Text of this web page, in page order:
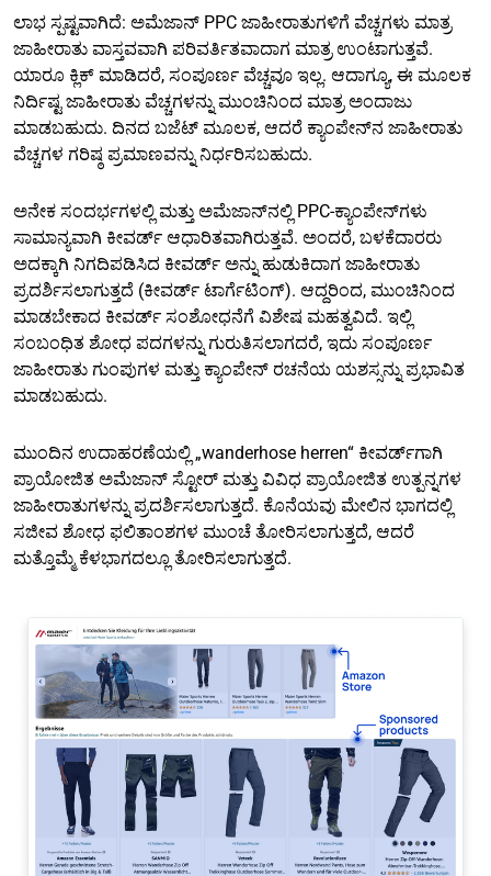
ಲಾಭ ಸ್ಪಷ್ಟವಾಗಿದೆ: ಅಮೆಜಾನ್ PPC ಜಾಹೀರಾತುಗಳಿಗೆ ವೆಚ್ಚಗಳು ಮಾತ್ರ
ಜಾಹೀರಾತು ವಾಸ್ತವವಾಗಿ ಪರಿವರ್ತಿತವಾದಾಗ ಮಾತ್ರ ಉಂಟಾಗುತ್ತವೆ.
ಯಾರೂ ಕ್ಲಿಕ್ ಮಾಡಿದರೆ, ಸಂಪೂರ್ಣ ವೆಚ್ಚವೂ ಇಲ್ಲ. ಆದಾಗ್ಯೂ, ಈ ಮೂಲಕ
ನಿರ್ದಿಷ್ಟ ಜಾಹೀರಾತು ವೆಚ್ಚಗಳನ್ನು ಮುಂಚಿನಿಂದ ಮಾತ್ರ ಅಂದಾಜು
ಮಾಡಬಹುದು. ದಿನದ ಬಜೆಟ್ ಮೂಲಕ, ಆದರೆ ಕ್ಯಾಂಪೇನ್‌ನ ಜಾಹೀರಾತು
ವೆಚ್ಚಗಳ ಗರಿಷ್ಠ ಪ್ರಮಾಣವನ್ನು ನಿರ್ಧರಿಸಬಹುದು.
ಅನೇಕ ಸಂದರ್ಭಗಳಲ್ಲಿ ಮತ್ತು ಅಮೆಜಾನ್‌ನಲ್ಲಿ PPC-ಕ್ಯಾಂಪೇನ್‌ಗಳು
ಸಾಮಾನ್ಯವಾಗಿ ಕೀವರ್ಡ್ ಆಧಾರಿತವಾಗಿರುತ್ತವೆ. ಅಂದರೆ, ಬಳಕೆದಾರರು
ಅದಕ್ಕಾಗಿ ನಿಗದಿಪಡಿಸಿದ ಕೀವರ್ಡ್ ಅನ್ನು ಹುಡುಕಿದಾಗ ಜಾಹೀರಾತು
ಪ್ರದರ್ಶಿಸಲಾಗುತ್ತದೆ (ಕೀವರ್ಡ್ ಟಾರ್ಗೆಟಿಂಗ್). ಆದ್ದರಿಂದ, ಮುಂಚಿನಿಂದ
ಮಾಡಬೇಕಾದ ಕೀವರ್ಡ್ ಸಂಶೋಧನೆಗೆ ವಿಶೇಷ ಮಹತ್ವವಿದೆ. ಇಲ್ಲಿ
ಸಂಬಂಧಿತ ಶೋಧ ಪದಗಳನ್ನು ಗುರುತಿಸಲಾಗದರೆ, ಇದು ಸಂಪೂರ್ಣ
ಜಾಹೀರಾತು ಗುಂಪುಗಳ ಮತ್ತು ಕ್ಯಾಂಪೇನ್ ರಚನೆಯ ಯಶಸ್ಸನ್ನು ಪ್ರಭಾವಿತ
ಮಾಡಬಹುದು.
ಮುಂದಿನ ಉದಾಹರಣೆಯಲ್ಲಿ „wanderhose herren“ ಕೀವರ್ಡ್‌ಗಾಗಿ
ಪ್ರಾಯೋಜಿತ ಅಮೆಜಾನ್ ಸ್ಟೋರ್ ಮತ್ತು ವಿವಿಧ ಪ್ರಾಯೋಜಿತ ಉತ್ಪನ್ನಗಳ
ಜಾಹೀರಾತುಗಳನ್ನು ಪ್ರದರ್ಶಿಸಲಾಗುತ್ತದೆ. ಕೊನೆಯವು ಮೇಲಿನ ಭಾಗದಲ್ಲಿ
ಸಜೀವ ಶೋಧ ಫಲಿತಾಂಶಗಳ ಮುಂಚೆ ತೋರಿಸಲಾಗುತ್ತದೆ, ಆದರೆ
ಮತ್ತೊಮ್ಮೆ ಕೆಳಭಾಗದಲ್ಲೂ ತೋರಿಸಲಾಗುತ್ತದೆ.